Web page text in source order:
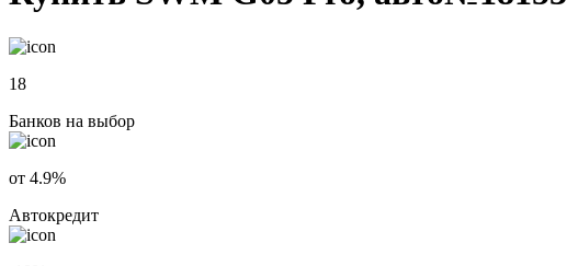
18
Банков на выбор
от 4.9%
Автокредит